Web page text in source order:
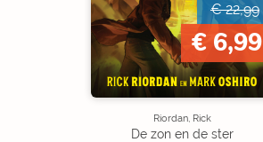
€ 22,99
€ 6,99
Riordan, Rick
De zon en de ster